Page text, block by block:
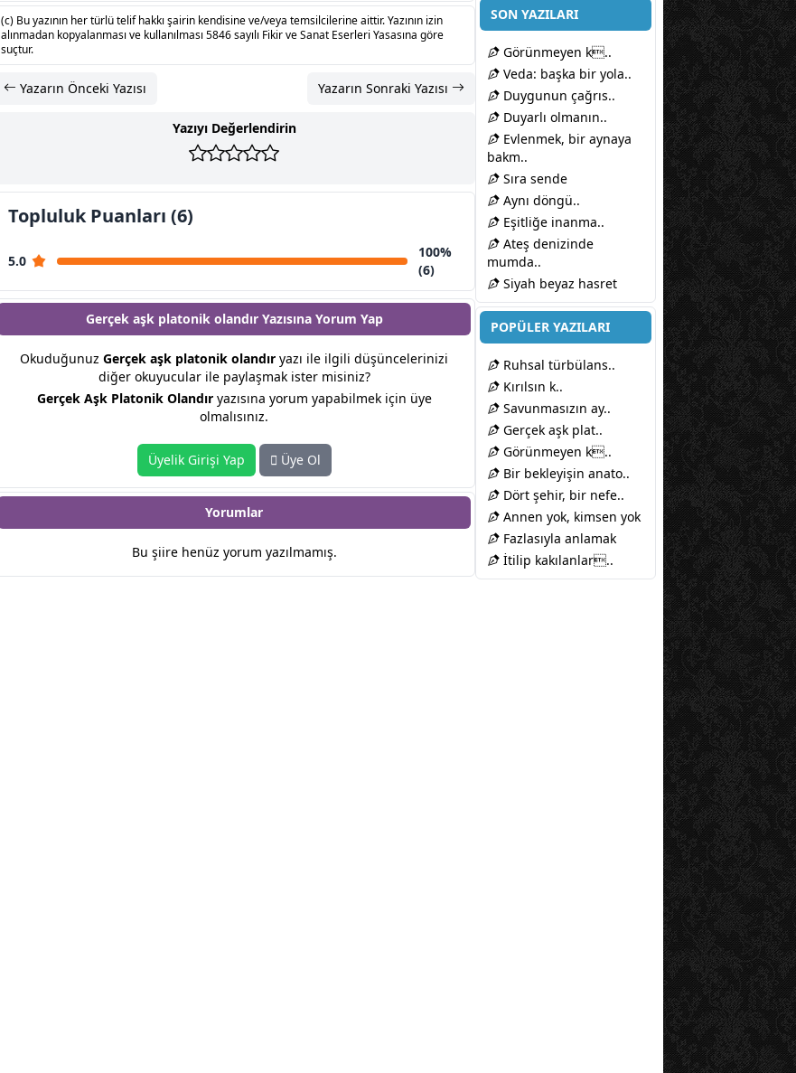
(c) Bu yazının her türlü telif hakkı şairin kendisine ve/veya temsilcilerine aittir. Yazının izin
alınmadan kopyalanması ve kullanılması 5846 sayılı Fikir ve Sanat Eserleri Yasasına göre
suçtur.
Yazarın Önceki Yazısı Yazarın Sonraki Yazısı
Yazıyı Değerlendirin
Topluluk Puanları (6)
5.0
100%
(6)
Gerçek aşk platonik olandır Yazısına Yorum Yap
Okuduğunuz Gerçek aşk platonik olandır yazı ile ilgili düşüncelerinizi
diğer okuyucular ile paylaşmak ister misiniz?
Gerçek Aşk Platonik Olandıryazısına yorum yapabilmek için üye
olmalısınız.
Üyelik Girişi Yap Üye Ol
Yorumlar
Bu şiire henüz yorum yazılmamış.
SON YAZILARI
Görünmeyen k..
Veda: başka bir yola..
Duygunun çağrıs..
Duyarlı olmanın..
Evlenmek, bir aynaya
bakm..
Sıra sende
Aynı döngü..
Eşitliğe inanma..
Ateş denizinde
mumda..
Siyah beyaz hasret
POPÜLER YAZILARI
Ruhsal türbülans..
Kırılsın k..
Savunmasızın ay..
Gerçek aşk plat..
Görünmeyen k..
Bir bekleyişin anato..
Dört şehir, bir nefe..
Annen yok, kimsen yok
Fazlasıyla anlamak
İtilip kakılanlar..